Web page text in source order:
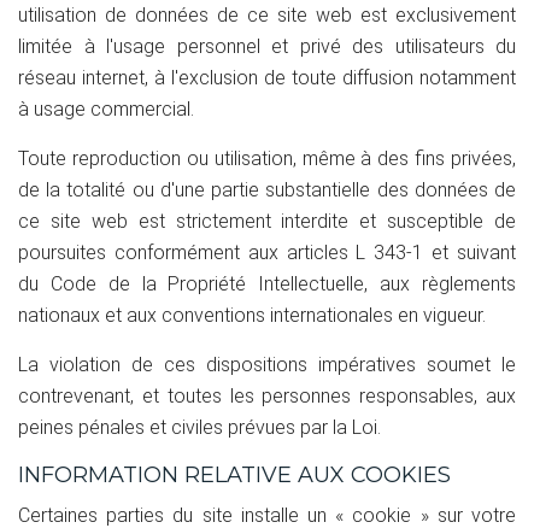
utilisation de données de ce site web est exclusivement
limitée à l'usage personnel et privé des utilisateurs du
réseau internet, à l'exclusion de toute diffusion notamment
à usage commercial.
Toute reproduction ou utilisation, même à des fins privées,
de la totalité ou d'une partie substantielle des données de
ce site web est strictement interdite et susceptible de
poursuites conformément aux articles L 343-1 et suivant
du Code de la Propriété Intellectuelle, aux règlements
nationaux et aux conventions internationales en vigueur.
La violation de ces dispositions impératives soumet le
contrevenant, et toutes les personnes responsables, aux
peines pénales et civiles prévues par la Loi.
INFORMATION RELATIVE AUX COOKIES
Certaines parties du site installe un « cookie » sur votre